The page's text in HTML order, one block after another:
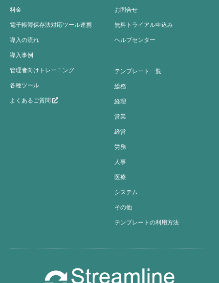
料金
電子帳簿保存法対応ツール連携
導入の流れ
導入事例
管理者向けトレーニング
各種ツール
よくあるご質問
お問合せ
無料トライアル申込み
ヘルプセンター
テンプレート一覧
総務
経理
営業
経営
労務
人事
医療
システム
その他
テンプレートの利用方法